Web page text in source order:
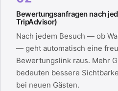
Bewertungsanfragen nach
TripAdvisor)
Nach jedem Besuch — ob
— geht automatisch eine
Bewertungslink raus. Mehr
bedeuten bessere
bei neuen Gästen.